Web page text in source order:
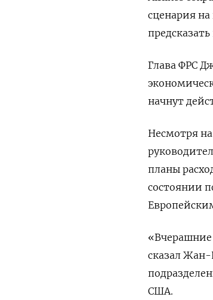
сценария
Глава ФРС
начнут
Несмотря
планы
состоянии
«Вчерашние
сказал Жан-
США.